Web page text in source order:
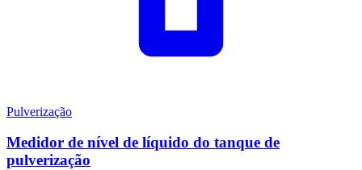
Pulverização
Medidor de nível de líquido do tanque de
pulverização